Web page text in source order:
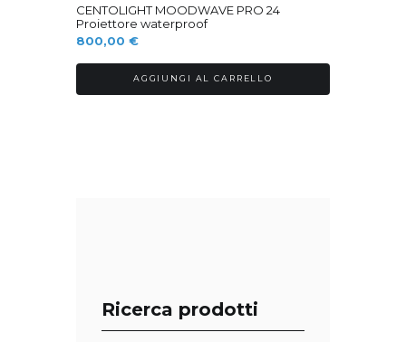
CENTOLIGHT MOODWAVE PRO 24
Proiettore waterproof
800,00 €
AGGIUNGI AL CARRELLO
Ricerca prodotti